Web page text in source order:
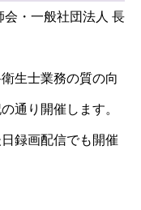
会・一般社団法人 長
生士業務の質の向
通り開催します。
録画配信でも開催